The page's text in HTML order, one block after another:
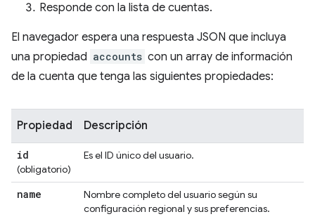
Responde con la lista de cuentas.
El navegador espera una respuesta JSON que incluya
una propiedad accounts con un array de información
de la cuenta que tenga las siguientes propiedades:
Propiedad Descripción
id
(obligatorio)
Es el ID único del usuario.
name
Nombre completo del usuario según su
configuración regional y sus preferencias.